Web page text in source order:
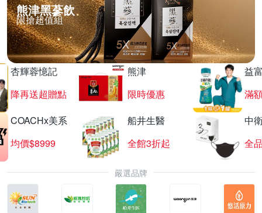
熊津黑蔘飲
限搶超值組
杏輝蓉憶記
降再送超贈點
熊津
限時優惠
益
滿
COACHx美系
均價$8999
船井生醫
全館3折起
中
全
嚴選品牌